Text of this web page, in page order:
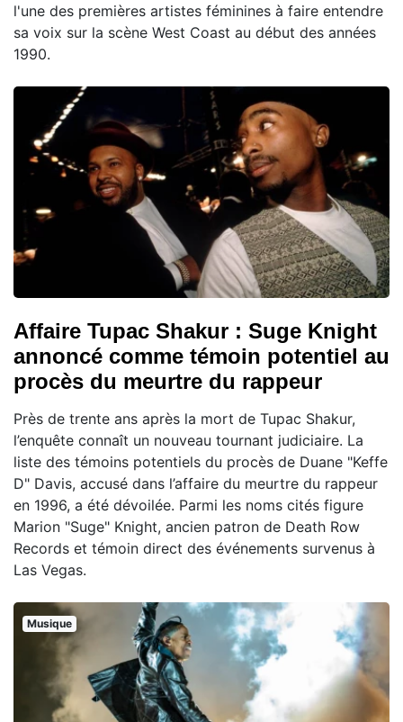
l'une des premières artistes féminines à faire entendre
sa voix sur la scène West Coast au début des années
1990.
Affaire Tupac Shakur : Suge Knight
annoncé comme témoin potentiel au
procès du meurtre du rappeur
Près de trente ans après la mort de Tupac Shakur,
l’enquête connaît un nouveau tournant judiciaire. La
liste des témoins potentiels du procès de Duane "Keffe
D" Davis, accusé dans l’affaire du meurtre du rappeur
en 1996, a été dévoilée. Parmi les noms cités figure
Marion "Suge" Knight, ancien patron de Death Row
Records et témoin direct des événements survenus à
Las Vegas.
Musique